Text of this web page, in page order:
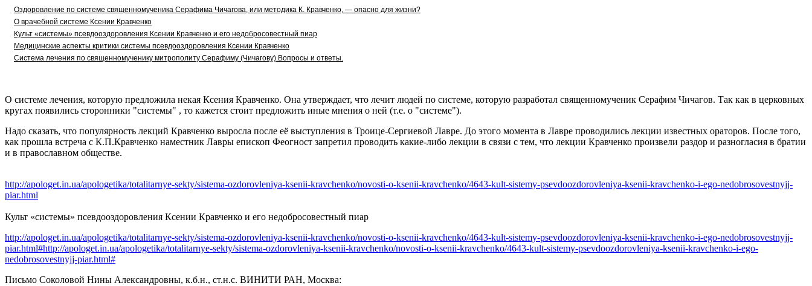
Оздоровление по системе священномученика Серафима Чичагова, или методика К. Кравченко, — опасно для жизни?
О врачебной системе Ксении Кравченко
Культ «системы» псевдооздоровления Ксении Кравченко и его недобросовестный пиар
Медицинские аспекты критики системы псевдооздоровления Ксении Кравченко
Система лечения по священномученику митрополиту Серафиму (Чичагову).Вопросы и ответы.
О системе лечения, которую предложила некая Ксения Кравченко. Она утверждает, что лечит людей по системе, которую разработал священномученик Серафим Чичагов. Так как в церковных
кругах появились сторонники "системы" , то кажется стоит предложить иные мнения о ней (т.е. о "системе").
Надо сказать, что популярность лекций Кравченко выросла после её выступления в Троице-Сергиевой Лавре. До этого момента в Лавре проводились лекции известных ораторов. После того,
как прошла встреча с К.П.Кравченко наместник Лавры епископ Феогност запретил проводить какие-либо лекции в связи с тем, что лекции Кравченко произвели раздор и разногласия в братии
и в православном обществе.
http://apologet.in.ua/apologetika/totalitarnye-sekty/sistema-ozdorovleniya-ksenii-kravchenko/novosti-o-ksenii-kravchenko/4643-kult-sistemy-psevdoozdorovleniya-ksenii-kravchenko-i-ego-nedobrosovestnyjj-
piar.html
Культ «системы» псевдооздоровления Ксении Кравченко и его недобросовестный пиар
http://apologet.in.ua/apologetika/totalitarnye-sekty/sistema-ozdorovleniya-ksenii-kravchenko/novosti-o-ksenii-kravchenko/4643-kult-sistemy-psevdoozdorovleniya-ksenii-kravchenko-i-ego-nedobrosovestnyjj-
piar.html#http://apologet.in.ua/apologetika/totalitarnye-sekty/sistema-ozdorovleniya-ksenii-kravchenko/novosti-o-ksenii-kravchenko/4643-kult-sistemy-psevdoozdorovleniya-ksenii-kravchenko-i-ego-
nedobrosovestnyjj-piar.html#
Письмо Соколовой Нины Александровны, к.б.н., ст.н.с. ВИНИТИ РАН, Москва: